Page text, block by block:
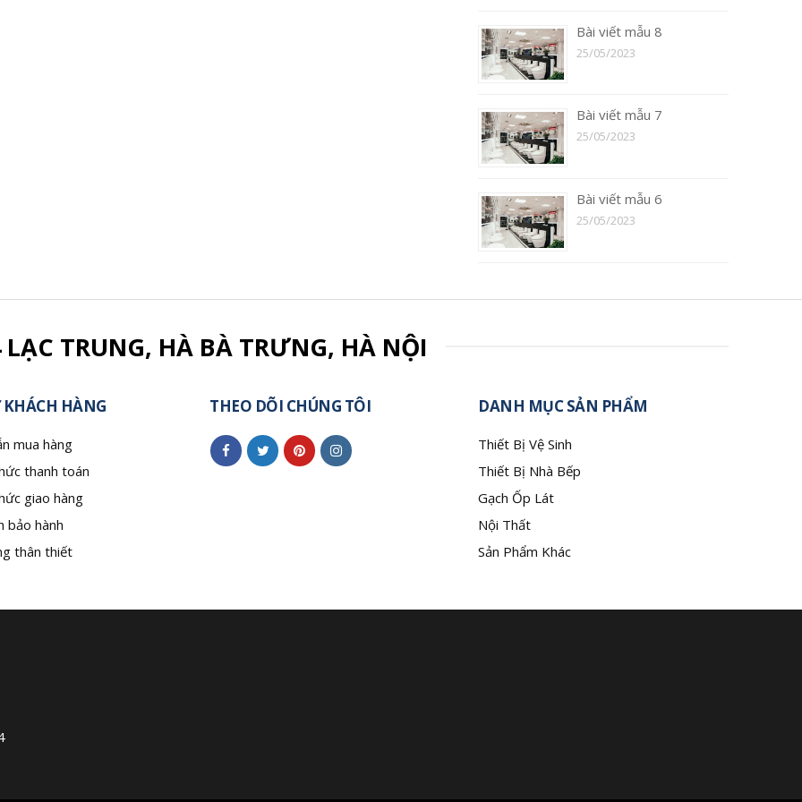
Bài viết mẫu 8
25/05/2023
Bài viết mẫu 7
25/05/2023
Bài viết mẫu 6
25/05/2023
LẠC TRUNG, HÀ BÀ TRƯNG, HÀ NỘI
HÀNG
mua hàng
thanh toán
giao hàng
bảo hành
thân thiết
THEO DÕI CHÚNG TÔI DANH MỤC SẢN PHẨM
Thiết Bị Vệ Sinh
Thiết Bị Nhà Bếp
Gạch Ốp Lát
Nội Thất
Sản Phẩm Khác